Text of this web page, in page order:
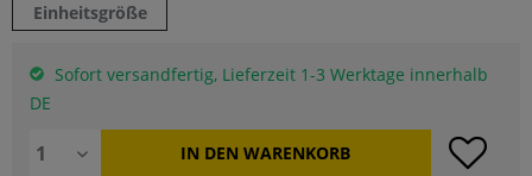
Einheitsgröße
Sofort versandfertig, Lieferzeit 1-3 Werktage innerhalb
DE
IN DEN WARENKORB